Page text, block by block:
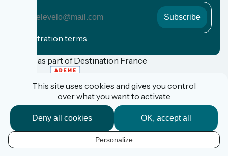
EN
email
address
Registration terms
Funded as part of Destination France
FAQ
Espace Pro
Espace Presse
Accueil Vélo
Personal data
This site uses cookies and gives you control
over what you want to activate
OK, accept all
Deny all cookies
Personalize